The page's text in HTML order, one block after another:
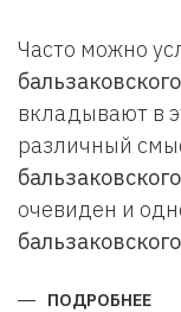
Часто можно
вкладывают в
различный
очевиден и
ПОДРОБНЕЕ